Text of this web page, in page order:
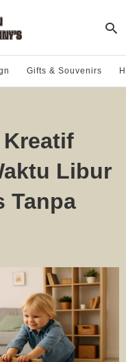
Gifts & Souvenirs
Kreatif
Libur
Tanpa